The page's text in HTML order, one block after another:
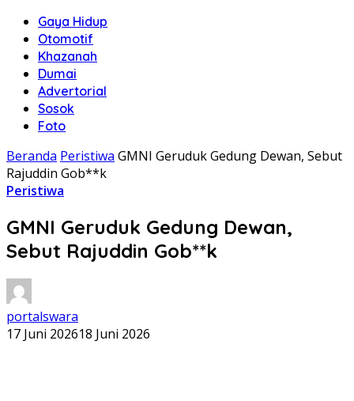
Gaya Hidup
Otomotif
Khazanah
Dumai
Advertorial
Sosok
Foto
Beranda Peristiwa GMNI Geruduk Gedung Dewan, Sebut
Rajuddin Gob**k
Peristiwa
GMNI Geruduk Gedung Dewan,
Sebut Rajuddin Gob**k
portalswara
17 Juni 202618 Juni 2026